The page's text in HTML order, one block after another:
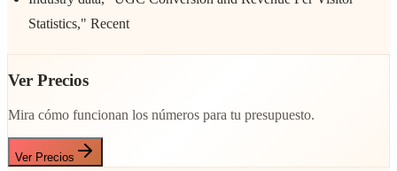
Statistics," Recent
Ver Precios
Mira cómo funcionan los números para tu presupuesto.
Ver Precios